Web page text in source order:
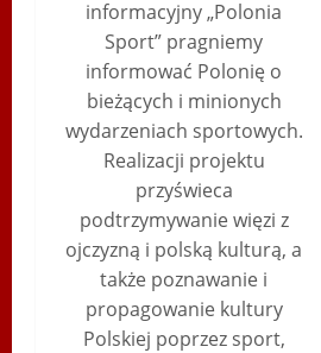
informacyjny „Polonia
Sport” pragniemy
informować Polonię o
bieżących i minionych
wydarzeniach sportowych.
Realizacji projektu
przyświeca
podtrzymywanie więzi z
ojczyzną i polską kulturą, a
także poznawanie i
propagowanie kultury
Polskiej poprzez sport,